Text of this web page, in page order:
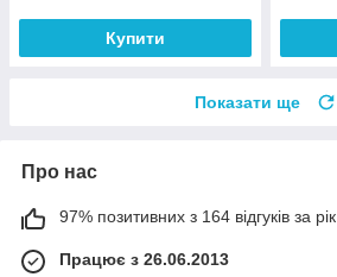
Купити
Показати ще
Про нас
97% позитивних з 164 відгуків за рік
Працює з 26.06.2013